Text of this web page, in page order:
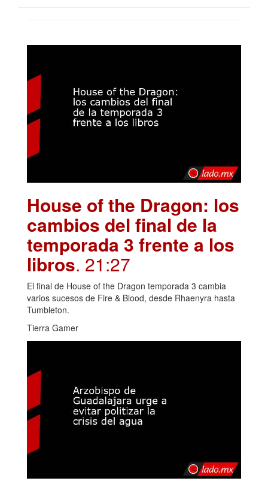
House of the Dragon: los
cambios del final de la
temporada 3 frente a los
libros. 21:27
El final de House of the Dragon temporada 3 cambia
varios sucesos de Fire & Blood, desde Rhaenyra hasta
Tumbleton.
Tierra Gamer